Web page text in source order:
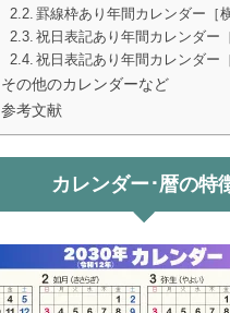
罫線枠あり年間カレンダー［
祝日表記あり年間カレンダー
祝日表記あり年間カレンダー
その他のカレンダーなど
参考文献
カレンダー･暦の特